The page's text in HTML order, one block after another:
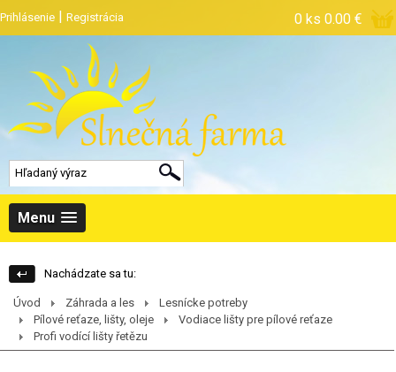
Prihlásenie | Registrácia 0 ks 0.00 €
Menu
Nachádzate sa tu:
Úvod Záhrada a les
Lesnícke potreby
Pílové reťaze, lišty, oleje
Vodiace lišty pre pílové reťaze
Profi vodící lišty řetězu